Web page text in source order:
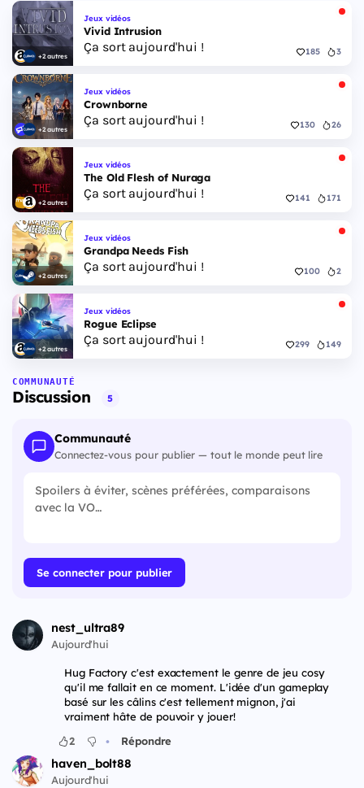
première héroïne jouable d'un GTA principal.
+2 autres
Jeux vidéos
Vivid Intrusion
Ça sort aujourd'hui ! 185 3
+2 autres
Jeux vidéos
Crownborne
Ça sort aujourd'hui ! 130 26
+2 autres
Jeux vidéos
The Old Flesh of Nuraga
Ça sort aujourd'hui ! 141 171
+2 autres
Jeux vidéos
Grandpa Needs Fish
Ça sort aujourd'hui ! 100 2
+2 autres
Jeux vidéos
Rogue Eclipse
Ça sort aujourd'hui ! 299 149
COMMUNAUTÉ
Discussion 5
Communauté
Connectez-vous pour publier — tout le monde peut lire
Se connecter pour publier
nest_ultra89
Aujourd'hui
Hug Factory c'est exactement le genre de jeu cosy
qu'il me fallait en ce moment. L'idée d'un gameplay
basé sur les câlins c'est tellement mignon, j'ai
vraiment hâte de pouvoir y jouer!
2
• Répondre
haven_bolt88
Aujourd'hui